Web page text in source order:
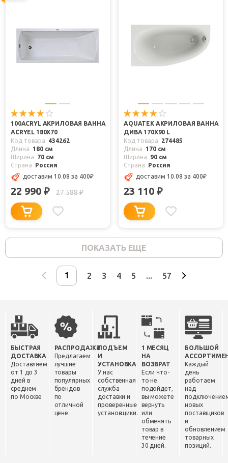
100ACRYL АКРИЛОВАЯ ВАННА
ACRYEL 180X70
Код товара
434262
Длина
180 см
Ширина
70 см
Страна
Россия
доставим 10.08 за 400₽
22 990 ₽ 27 588₽
AQUATEK АКРИЛОВАЯ ВАННА
ДИВА 170X90 L
Код товара
274485
Длина
170 см
Ширина
90 см
Страна
Россия
доставим 10.08 за 400₽
23 110 ₽
ПОКАЗАТЬ ЕЩЕ
2 3 4 5 ... 57
БЫСТРАЯ
ДОСТАВКА
Доставляем
от 1 до 3
дней в
среднем
по Москве
РАСПРОДАЖИ
Предлагаем
лучшие
товары
популярных
брендов
по
отличной
цене.
ПОДЪЕМ
И
УСТАНОВКА
У нас
собственная
служба
доставки и
проверенные
установщики.
1 МЕСЯЦ
НА
ВОЗВРАТ
Если что-
то не
подойдет,
вы можете
вернуть
или
обменять
товар в
течение
30 дней.
БОЛЬШОЙ
Каждый
день
работаем
над
новых
поставщиков
и
обновлением
товарных
позиций.